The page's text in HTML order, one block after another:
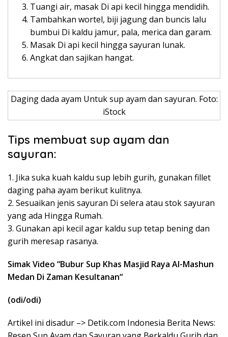
Tuangi air, masak Di api kecil hingga mendidih.
Tambahkan wortel, biji jagung dan buncis lalu
bumbui Di kaldu jamur, pala, merica dan garam.
Masak Di api kecil hingga sayuran lunak.
Angkat dan sajikan hangat.
Daging dada ayam Untuk sup ayam dan sayuran. Foto:
iStock
Tips membuat sup ayam dan
sayuran:
1. Jika suka kuah kaldu sup lebih gurih, gunakan fillet
daging paha ayam berikut kulitnya.
2. Sesuaikan jenis sayuran Di selera atau stok sayuran
yang ada Hingga Rumah.
3. Gunakan api kecil agar kaldu sup tetap bening dan
gurih meresap rasanya.
Simak Video “Bubur Sup Khas Masjid Raya Al-Mashun
Medan Di Zaman Kesultanan“
(odi/odi)
Artikel ini disadur –> Detik.com Indonesia Berita News: